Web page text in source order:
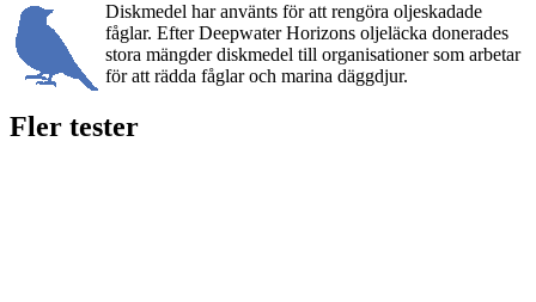
Diskmedel har använts för att rengöra oljeskadade
fåglar. Efter Deepwater Horizons oljeläcka donerades
stora mängder diskmedel till organisationer som arbetar
för att rädda fåglar och marina däggdjur.
Fler tester